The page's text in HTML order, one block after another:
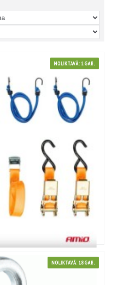
NOLIKTAVĀ: 1 GAB.
auklu komplekts AMIO-03293
NOLIKTAVĀ: 18 GAB.